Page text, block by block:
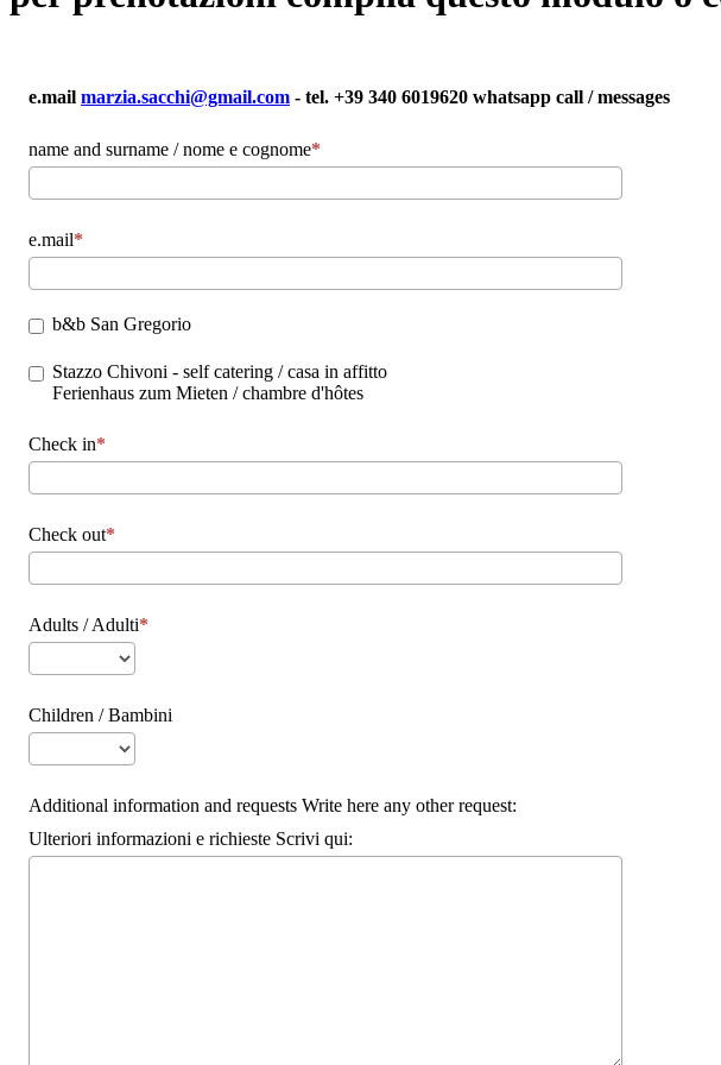
e.mail marzia.sacchi@gmail.com - tel. +39 340 6019620 whatsapp call / messages
name and surname / nome e cognome
e.mail
b&b San Gregorio
Stazzo Chivoni - self catering / casa in affitto
Ferienhaus zum Mieten / chambre d'hôtes
Check in
Check out
Adults / Adulti
Children / Bambini
Additional information and requests Write here any other request:
Ulteriori informazioni e richieste Scrivi qui: